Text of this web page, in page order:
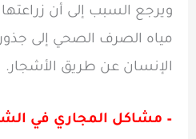
ويرجع السبب إلى أن
مياه الصرف الصحي إلى
الإنسان عن طريق الأشجار.
– مشاكل المجاري في